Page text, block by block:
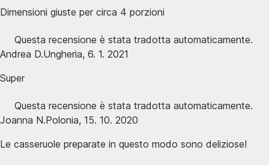
Dimensioni giuste per circa 4 porzioni
Questa recensione è stata tradotta automaticamente.
Andrea D.Ungheria, 6. 1. 2021
Super
Questa recensione è stata tradotta automaticamente.
Joanna N.Polonia, 15. 10. 2020
Le casseruole preparate in questo modo sono deliziose!